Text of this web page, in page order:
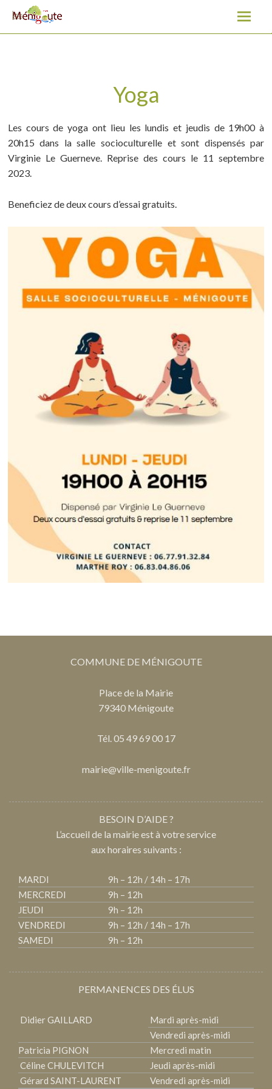
A
l
l
o
n
t
e
u
Yoga
Les cours de yoga ont lieu les lundis et jeudis de 19h00 à
20h15 dans la salle socioculturelle et sont dispensés par
Virginie Le Guerneve. Reprise des cours le 11 septembre
2023.
Beneficiez de deux cours d’essai gratuits.
COMMUNE DE MÉNIGOUTE
Place de la Mairie
79340 Ménigoute
Tél. 05 49 69 00 17
mairie@ville-menigoute.fr
BESOIN D’AIDE ?
L’accueil de la mairie est à votre service
aux horaires suivants :
MARDI
9h – 12h / 14h – 17h
MERCREDI
9h – 12h
JEUDI
9h – 12h
VENDREDI
9h – 12h / 14h – 17h
SAMEDI
9h – 12h
PERMANENCES DES ÉLUS
Didier GAILLARD
Mardi après-midi
Vendredi après-midi
Patricia PIGNON
Mercredi matin
Céline CHULEVITCH
Jeudi après-midi
Gérard SAINT-LAURENT
Vendredi après-midi